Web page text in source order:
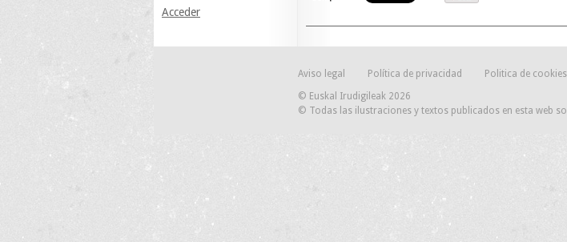
Acceder
Aviso legal Política de privacidad Politica de cookies
© Euskal Irudigileak 2026
© Todas las ilustraciones y textos publicados en esta web